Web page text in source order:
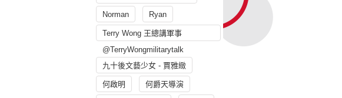
Norman Ryan
Terry Wong 王總講軍事
@TerryWongmilitarytalk
九十後文藝少女 - 賈雅緻
何啟明 何爵天導演